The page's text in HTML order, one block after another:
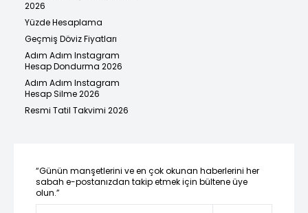
2026
Yüzde Hesaplama
Geçmiş Döviz Fiyatları
Adım Adım Instagram
Hesap Dondurma 2026
Adım Adım Instagram
Hesap Silme 2026
Resmi Tatil Takvimi 2026
“Günün manşetlerini ve en çok okunan haberlerini her
sabah e-postanızdan takip etmek için bültene üye
olun.”